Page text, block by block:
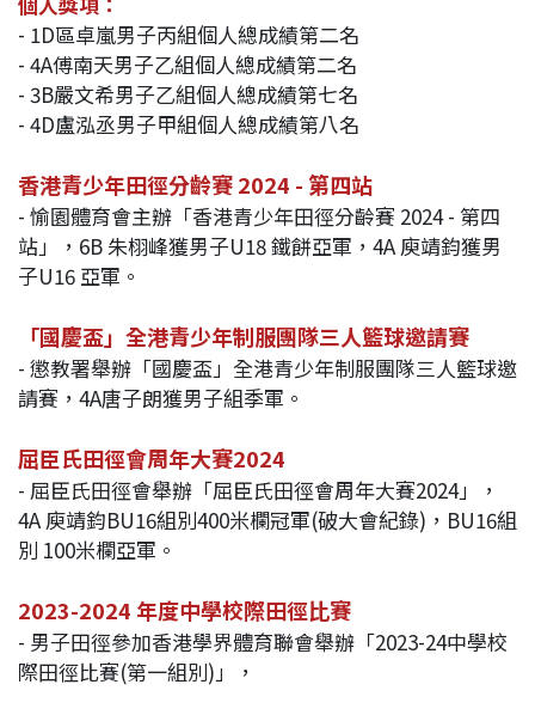
- 1D區卓嵐男子丙組個人總成績第二名
- 4A傅南天男子乙組個人總成績第二名
- 3B嚴文希男子乙組個人總成績第七名
- 4D盧泓丞男子甲組個人總成績第八名
香港青少年田徑分齡賽 2024 - 第四站
- 愉園體育會主辦「香港青少年田徑分齡賽 2024 - 第四
站」，6B 朱栩峰獲男子U18 鐵餅亞軍，4A 庾靖鈞獲男
子U16 亞軍。
「國慶盃」全港青少年制服團隊三人籃球邀請賽
- 懲教署舉辦「國慶盃」全港青少年制服團隊三人籃球邀
請賽，4A唐子朗獲男子組季軍。
屈臣氏田徑會周年大賽2024
- 屈臣氏田徑會舉辦「屈臣氏田徑會周年大賽2024」，
4A 庾靖鈞BU16組別400米欄冠軍(破大會紀錄)，BU16組
別 100米欄亞軍。
2023-2024 年度中學校際田徑比賽
- 男子田徑參加香港學界體育聯會舉辦「2023-24中學校
際田徑比賽(第一組別)」，